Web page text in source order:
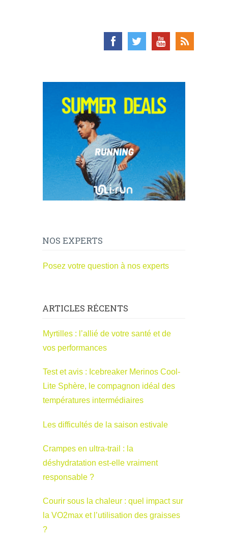
NOS EXPERTS
Posez votre question à nos experts
ARTICLES RÉCENTS
Myrtilles : l’allié de votre santé et de
vos performances
Test et avis : Icebreaker Merinos Cool-
Lite Sphère, le compagnon idéal des
températures intermédiaires
Les difficultés de la saison estivale
Crampes en ultra-trail : la
déshydratation est-elle vraiment
responsable ?
Courir sous la chaleur : quel impact sur
la VO2max et l’utilisation des graisses
?